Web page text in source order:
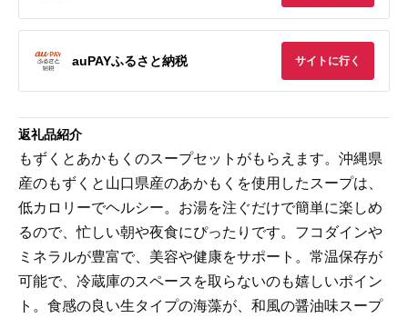
auPAYふるさと納税 サイトに行く
返礼品紹介
もずくとあかもくのスープセットがもらえます。沖縄県
産のもずくと山口県産のあかもくを使用したスープは、
低カロリーでヘルシー。お湯を注ぐだけで簡単に楽しめ
るので、忙しい朝や夜食にぴったりです。フコダインや
ミネラルが豊富で、美容や健康をサポート。常温保存が
可能で、冷蔵庫のスペースを取らないのも嬉しいポイン
ト。食感の良い生タイプの海藻が、和風の醤油味スープ